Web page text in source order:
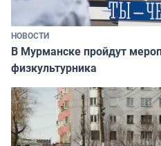
НОВОСТИ
В Мурманске пройдут
физкультурника